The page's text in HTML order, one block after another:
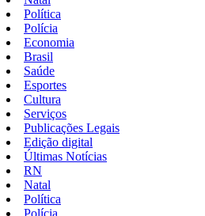
Política
Polícia
Economia
Brasil
Saúde
Esportes
Cultura
Serviços
Publicações Legais
Edição digital
Últimas Notícias
RN
Natal
Política
Polícia